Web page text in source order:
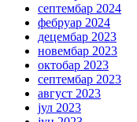
септембар 2024
фебруар 2024
децембар 2023
новембар 2023
октобар 2023
септембар 2023
август 2023
јул 2023